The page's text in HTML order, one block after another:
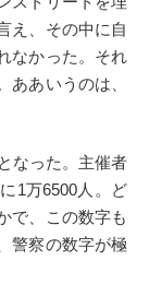
え、その中に自
なかった。それ
ああいうのは、
なった。主催者
1万6500人。ど
で、この数字も
警察の数字が極